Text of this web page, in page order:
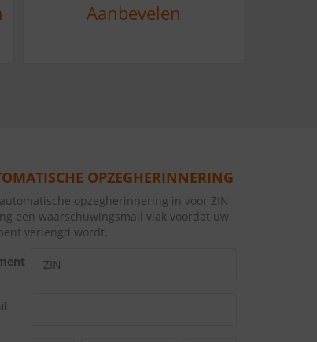
Aanbevelen
OPZEGHERINNERING
opzegherinnering in voor ZIN
een waarschuwingsmail vlak voordat uw
verlengd wordt.